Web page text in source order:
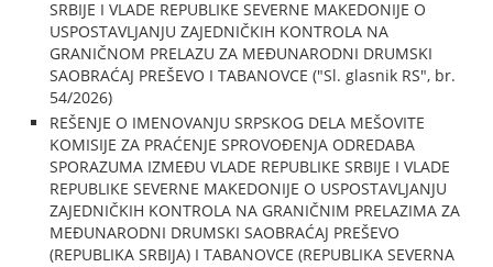
SRBIJE I VLADE REPUBLIKE SEVERNE MAKEDONIJE O
USPOSTAVLJANJU ZAJEDNIČKIH KONTROLA NA
GRANIČNOM PRELAZU ZA MEĐUNARODNI DRUMSKI
SAOBRAĆAJ PREŠEVO I TABANOVCE ("Sl. glasnik RS", br.
54/2026)
REŠENJE O IMENOVANJU SRPSKOG DELA MEŠOVITE
KOMISIJE ZA PRAĆENJE SPROVOĐENJA ODREDABA
SPORAZUMA IZMEĐU VLADE REPUBLIKE SRBIJE I VLADE
REPUBLIKE SEVERNE MAKEDONIJE O USPOSTAVLJANJU
ZAJEDNIČKIH KONTROLA NA GRANIČNIM PRELAZIMA ZA
MEĐUNARODNI DRUMSKI SAOBRAĆAJ PREŠEVO
(REPUBLIKA SRBIJA) I TABANOVCE (REPUBLIKA SEVERNA